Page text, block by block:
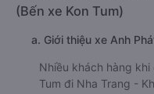
(Bến xe Kon Tum)
a. Giới thiệu xe Anh
Nhiều khách hàng
Tum đi Nha Trang -